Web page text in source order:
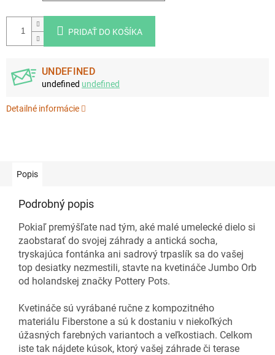
PRIDAŤ DO KOŠÍKA
UNDEFINED
undefined undefined
Detailné informácie
Popis
Podrobný popis
Pokiaľ premýšľate nad tým, aké malé umelecké dielo si
zaobstarať do svojej záhrady a antická socha,
tryskajúca fontánka ani sadrový trpaslík sa do vašej
top desiatky nezmestili, stavte na kvetináče Jumbo Orb
od holandskej značky Pottery Pots.
Kvetináče sú vyrábané ručne z kompozitného
materiálu Fiberstone a sú k dostaniu v niekoľkých
úžasných farebných variantoch a veľkostiach. Celkom
iste tak nájdete kúsok, ktorý vašej záhrade či terase